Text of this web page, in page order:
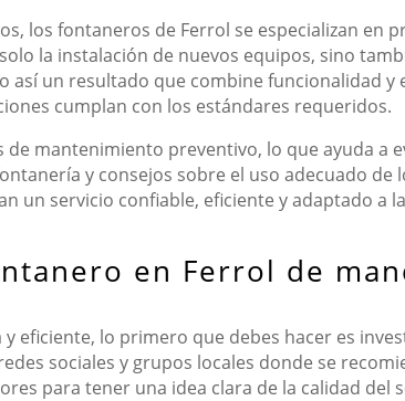
los fontaneros de Ferrol se especializan en
la instalación de nuevos equipos, sino
un resultado que combine funcionalidad y
cumplan con los estándares requeridos.
mantenimiento preventivo, lo que ayuda a
y consejos sobre el uso adecuado de
un servicio confiable, eficiente y adaptado a
en Ferrol de
eficiente, lo primero que debes hacer es
sociales y grupos locales donde se
para tener una idea clara de la calidad del